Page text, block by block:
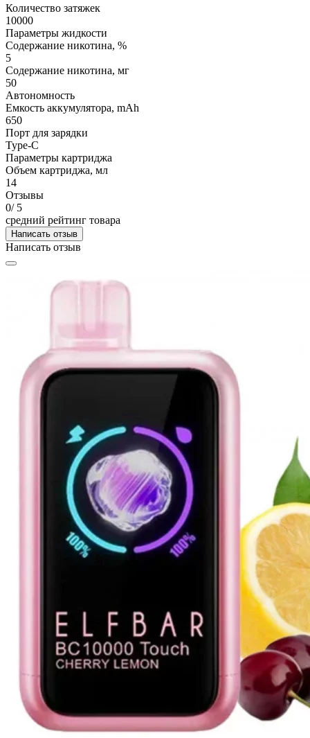
Количество затяжек
10000
Параметры жидкости
Содержание никотина, %
5
Содержание никотина, мг
50
Автономность
Емкость аккумулятора, mAh
650
Порт для зарядки
Type-C
Параметры картриджа
Объем картриджа, мл
14
Отзывы
0/ 5
средний рейтинг товара
Написать отзыв
Написать отзыв